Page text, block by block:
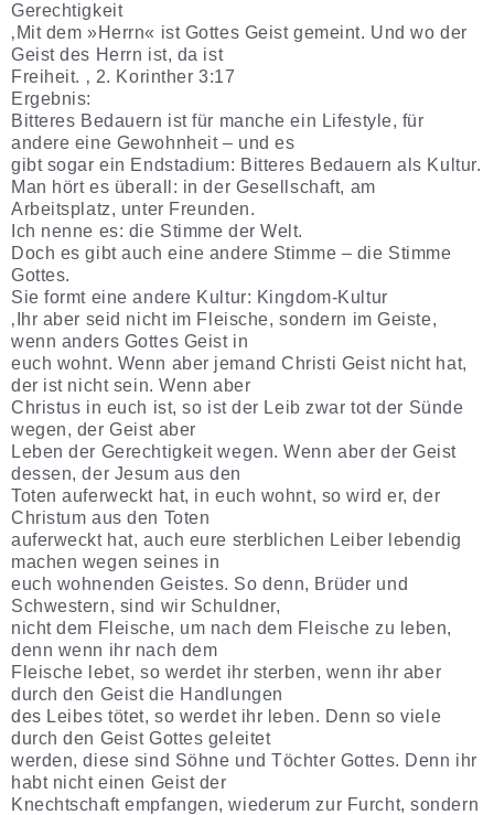
Gerechtigkeit
‚Mit dem »Herrn« ist Gottes Geist gemeint. Und wo der
Geist des Herrn ist, da ist
Freiheit. ‚ 2. Korinther 3:17
Ergebnis:
Bitteres Bedauern ist für manche ein Lifestyle, für
andere eine Gewohnheit – und es
gibt sogar ein Endstadium: Bitteres Bedauern als Kultur.
Man hört es überall: in der Gesellschaft, am
Arbeitsplatz, unter Freunden.
Ich nenne es: die Stimme der Welt.
Doch es gibt auch eine andere Stimme – die Stimme
Gottes.
Sie formt eine andere Kultur: Kingdom-Kultur
‚Ihr aber seid nicht im Fleische, sondern im Geiste,
wenn anders Gottes Geist in
euch wohnt. Wenn aber jemand Christi Geist nicht hat,
der ist nicht sein. Wenn aber
Christus in euch ist, so ist der Leib zwar tot der Sünde
wegen, der Geist aber
Leben der Gerechtigkeit wegen. Wenn aber der Geist
dessen, der Jesum aus den
Toten auferweckt hat, in euch wohnt, so wird er, der
Christum aus den Toten
auferweckt hat, auch eure sterblichen Leiber lebendig
machen wegen seines in
euch wohnenden Geistes. So denn, Brüder und
Schwestern, sind wir Schuldner,
nicht dem Fleische, um nach dem Fleische zu leben,
denn wenn ihr nach dem
Fleische lebet, so werdet ihr sterben, wenn ihr aber
durch den Geist die Handlungen
des Leibes tötet, so werdet ihr leben. Denn so viele
durch den Geist Gottes geleitet
werden, diese sind Söhne und Töchter Gottes. Denn ihr
habt nicht einen Geist der
Knechtschaft empfangen, wiederum zur Furcht, sondern